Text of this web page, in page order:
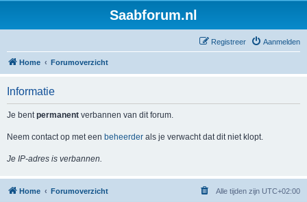
Saabforum.nl
Aanmelden
Registreer
Home Forumoverzicht
Informatie
Je bentpermanent verbannen van dit forum.
Neem contact op met een beheerder als je verwacht dat dit niet klopt.
Je IP-adres is verbannen.
Home Forumoverzicht Alle tijden zijn UTC+02:00